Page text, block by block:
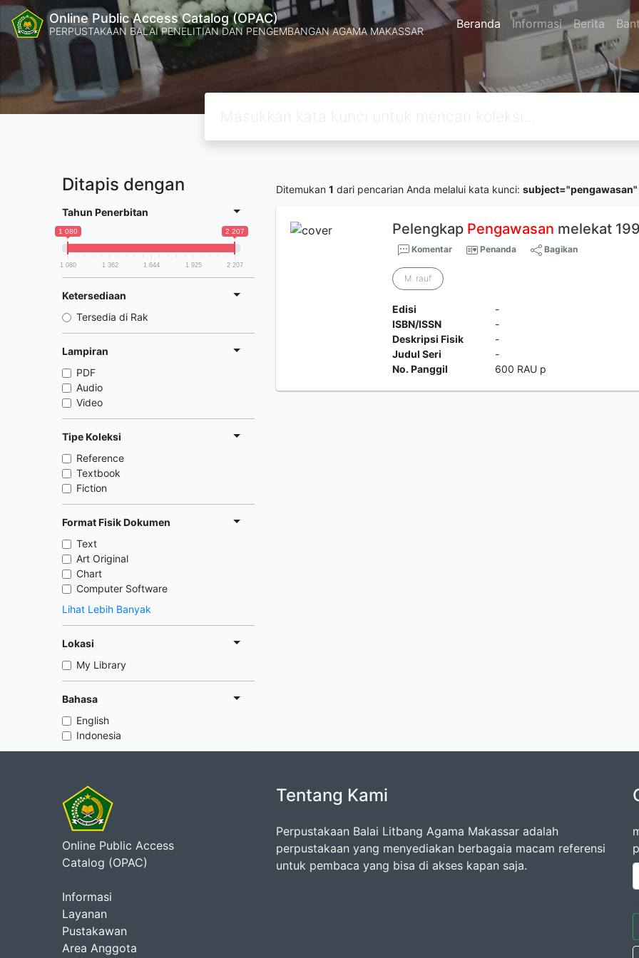
Online Public Access Catalog (OPAC)
PERPUSTAKAAN BALAI PENELITIAN DAN PENGEMBANGAN AGAMA MAKASSAR Beranda Informasi Berita
Ditapis dengan
Tahun Penerbitan
1 080 2 207
1 080 1 362 1 644 1 925 2 207
Ketersediaan
Tersedia di Rak
Lampiran
PDF
Audio
Video
Tipe Koleksi
Reference
Textbook
Fiction
Format Fisik Dokumen
Text
Art Original
Chart
Computer Software
Lihat Lebih Banyak
Lokasi
My Library
Bahasa
English
Indonesia
Ditemukan 1 dari pencarian Anda melalui kata kunci: subject="pengawasan"
Pelengkap Pengawasan melekat
Komentar Penanda Bagikan
M. rauf
Edisi
-
ISBN/ISSN
-
Deskripsi Fisik
-
Judul Seri
-
No. Panggil
600 RAU p
Online Public Access
Catalog (OPAC)
Informasi
Layanan
Pustakawan
Area Anggota
Tentang Kami
Perpustakaan Balai Litbang Agama Makassar adalah
perpustakaan yang menyediakan berbagaia macam referensi
untuk pembaca yang bisa di akses kapan saja.